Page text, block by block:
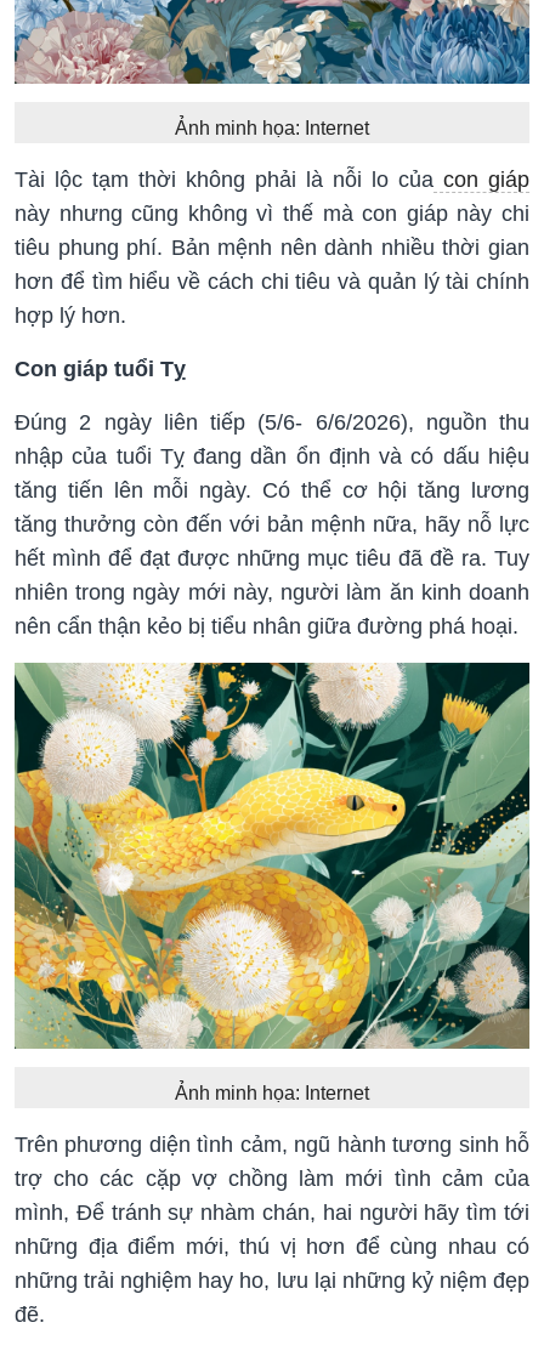
Ảnh minh họa: Internet
Tài lộc tạm thời không phải là nỗi lo của con giáp
này nhưng cũng không vì thế mà con giáp này chi
tiêu phung phí. Bản mệnh nên dành nhiều thời gian
hơn để tìm hiểu về cách chi tiêu và quản lý tài chính
hợp lý hơn.
Con giáp tuổi Tỵ
Đúng 2 ngày liên tiếp (5/6- 6/6/2026), nguồn thu
nhập của tuổi Tỵ đang dần ổn định và có dấu hiệu
tăng tiến lên mỗi ngày. Có thể cơ hội tăng lương
tăng thưởng còn đến với bản mệnh nữa, hãy nỗ lực
hết mình để đạt được những mục tiêu đã đề ra. Tuy
nhiên trong ngày mới này, người làm ăn kinh doanh
nên cẩn thận kẻo bị tiểu nhân giữa đường phá hoại.
Ảnh minh họa: Internet
Trên phương diện tình cảm, ngũ hành tương sinh hỗ
trợ cho các cặp vợ chồng làm mới tình cảm của
mình, Để tránh sự nhàm chán, hai người hãy tìm tới
những địa điểm mới, thú vị hơn để cùng nhau có
những trải nghiệm hay ho, lưu lại những kỷ niệm đẹp
đẽ.